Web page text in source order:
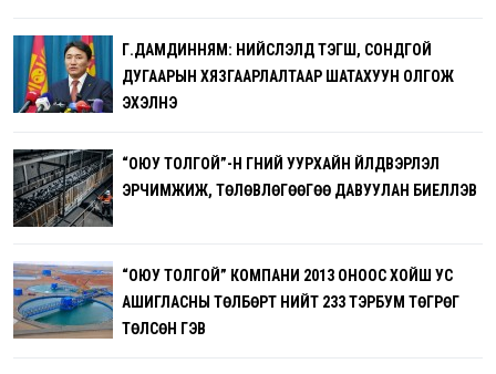
Г.ДАМДИННЯМ: НИЙСЛЭЛД ТЭГШ, СОНДГОЙ
ДУГААРЫН ХЯЗГААРЛАЛТААР ШАТАХУУН ОЛГОЖ
ЭХЭЛНЭ
“ОЮУ ТОЛГОЙ”-Н ГҮНИЙ УУРХАЙН ҮЙЛДВЭРЛЭЛ
ЭРЧИМЖИЖ, ТӨЛӨВЛӨГӨӨГӨӨ ДАВУУЛАН БИЕЛҮҮЛЭВ
“ОЮУ ТОЛГОЙ” КОМПАНИ 2013 ОНООС ХОЙШ УС
АШИГЛАСНЫ ТӨЛБӨРТ НИЙТ 233 ТЭРБУМ ТӨГРӨГ
ТӨЛСӨН ГЭВ